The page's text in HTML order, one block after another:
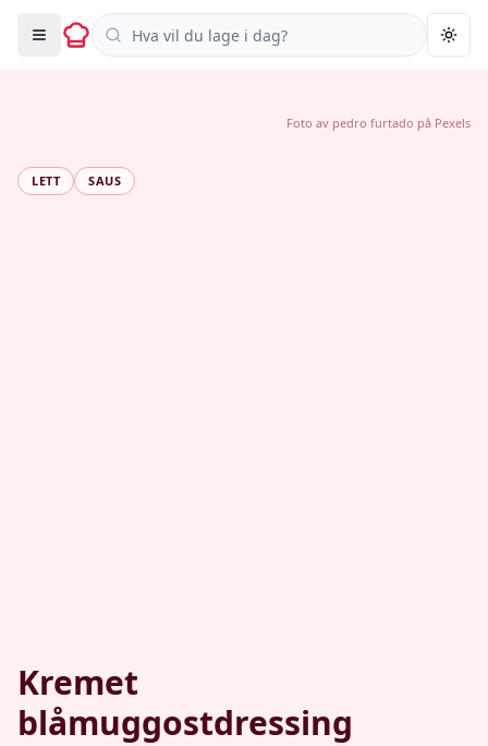
Søk i oppskrifter
LETT SAUS
Kremet
blåmuggostdressing
Foto av pedro furtado på Pexels